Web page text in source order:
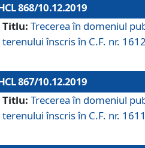
868/10.12.2019
Titlu: Trecerea în domeniul
terenului înscris în C.F. nr.
867/10.12.2019
Titlu: Trecerea în domeniul
terenului înscris în C.F. nr.